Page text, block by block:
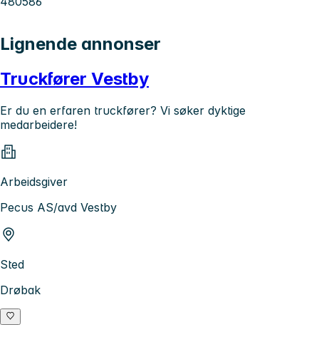
Lignende annonser
Truckfører Vestby
Er du en erfaren truckfører? Vi søker dyktige
medarbeidere!
Arbeidsgiver
Pecus AS/avd Vestby
Sted
Drøbak